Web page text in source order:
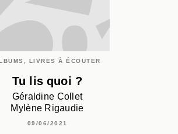
LIVRES À ÉCOUTER
Tu lis quoi ?
Géraldine Collet
Mylène Rigaudie
09/06/2021